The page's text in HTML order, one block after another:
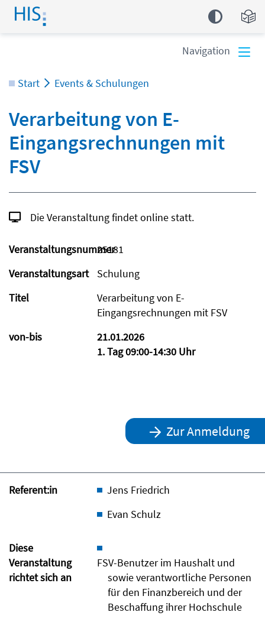
Navigation
Start Events & Schulungen
Verarbeitung von E-
Eingangsrechnungen mit
FSV
Die Veranstaltung findet online statt.
Veranstaltungsnummer
25181
Veranstaltungsart
Schulung
Titel
Verarbeitung von E-
Eingangsrechnungen mit FSV
von-bis
21.01.2026
1. Tag 09:00-14:30 Uhr
Zur Anmeldung
Referent:in
Jens Friedrich
Evan Schulz
Diese
Veranstaltung
richtet sich an
FSV-Benutzer im Haushalt und
sowie verantwortliche Personen
für den Finanzbereich und der
Beschaffung ihrer Hochschule